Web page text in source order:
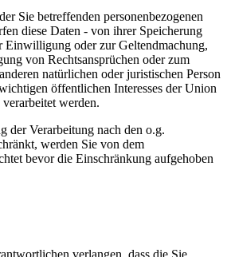
Sie betreffenden personenbezogenen
diese Daten - von ihrer Speicherung
Einwilligung oder zur Geltendmachung,
von Rechtsansprüchen oder zum
natürlichen oder juristischen Person
öffentlichen Interesses der Union
werden.
der Verarbeitung nach den o.g.
werden Sie von dem
bevor die Einschränkung aufgehoben
verlangen, dass die Sie